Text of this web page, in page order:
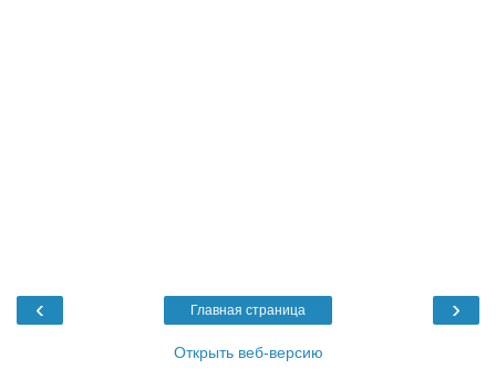
‹ ›
Главная страница
Открыть веб-версию